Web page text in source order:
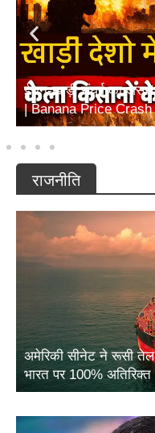
ईरान-खाड़ी संघर्ष का
| Banana Price Crash
राजनीति
अमेरिकी सीनेट ने रूसी तेल
भारत पर 100%